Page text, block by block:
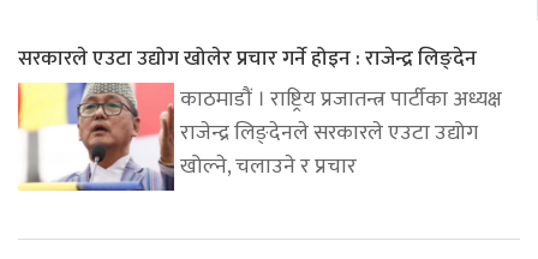
सरकारले एउटा उद्योग खोलेर प्रचार गर्ने होइन : राजेन्द्र लिङ्देन
काठमाडौं । राष्ट्रिय प्रजातन्त्र पार्टीका अध्यक्ष
राजेन्द्र लिङ्देनले सरकारले एउटा उद्योग
खोल्ने, चलाउने र प्रचार